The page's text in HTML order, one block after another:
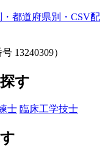
都道府県別・CSV配
13240309）
す
士 臨床工学技士